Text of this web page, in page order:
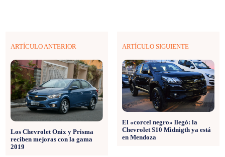
ARTÍCULO ANTERIOR
Los Chevrolet Onix y Prisma
reciben mejoras con la gama
2019
ARTÍCULO SIGUIENTE
El «corcel negro» llegó: la
Chevrolet S10 Midnigth ya está
en Mendoza